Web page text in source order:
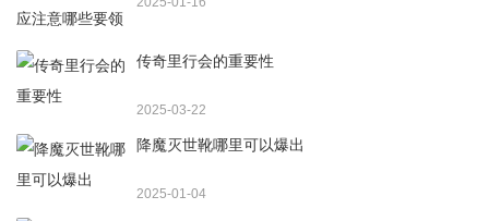
传奇里行会的重要性
2025-03-22
降魔灭世靴哪里可以爆出
2025-01-04